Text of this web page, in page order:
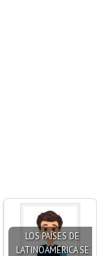
LOS PAÍSES DE
LATINOAMÉRICA SE